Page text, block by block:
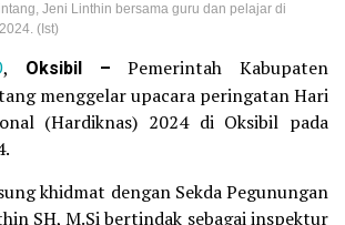
Jeni Linthin bersama guru dan pelajar di
(Ist)
, Oksibil –Pemerintah Kabupaten
menggelar upacara peringatan Hari
(Hardiknas) 2024 di Oksibil pada
khidmat dengan Sekda Pegunungan
SH, M.Si bertindak sebagai inspektur